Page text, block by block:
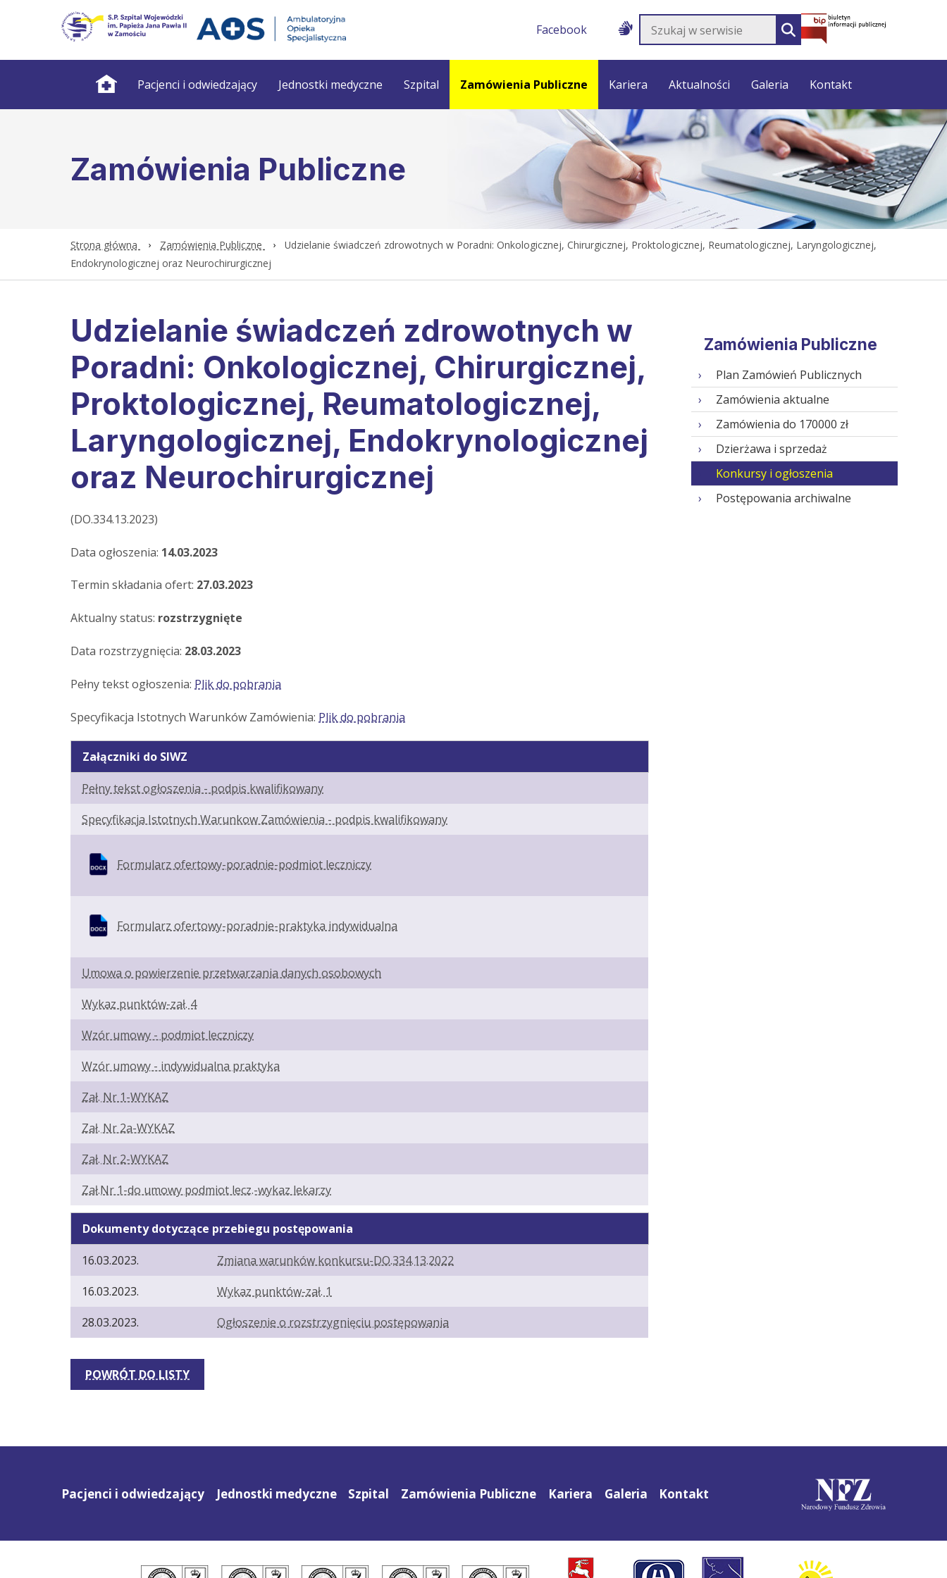
Facebook Szukaj w serwisie SZUKAJ
Pacjenci i odwiedzający Jednostki medyczne Szpital Zamówienia Publiczne Kariera Aktualności Galeria Kontakt
Zamówienia Publiczne
Strona główna Zamówienia Publiczne
Udzielanie świadczeń zdrowotnych w Poradni: Onkologicznej, Chirurgicznej, Proktologicznej, Reumatologicznej, Laryngologicznej,
Endokrynologicznej oraz Neurochirurgicznej
Udzielanie świadczeń zdrowotnych w
Poradni: Onkologicznej, Chirurgicznej,
Proktologicznej, Reumatologicznej,
Laryngologicznej, Endokrynologicznej
oraz Neurochirurgicznej
(DO.334.13.2023)
Data ogłoszenia: 14.03.2023
Termin składania ofert: 27.03.2023
Aktualny status: rozstrzygnięte
Data rozstrzygnięcia: 28.03.2023
Pełny tekst ogłoszenia: Plik do pobrania
Specyfikacja Istotnych Warunków Zamówienia: Plik do pobrania
Załączniki do SIWZ
Pełny tekst ogłoszenia - podpis kwalifikowany
Specyfikacja Istotnych Warunkow Zamówienia - podpis kwalifikowany
Formularz ofertowy-poradnie-podmiot leczniczy
Formularz ofertowy-poradnie-praktyka indywidualna
Umowa o powierzenie przetwarzania danych osobowych
Wykaz punktów-zał. 4
Wzór umowy - podmiot leczniczy
Wzór umowy - indywidualna praktyka
Zał. Nr 1-WYKAZ
Zał. Nr 2a-WYKAZ
Zał. Nr 2-WYKAZ
Zał.Nr 1-do umowy podmiot lecz.-wykaz lekarzy
Dokumenty dotyczące przebiegu postępowania
16.03.2023.
Zmiana warunków konkursu-DO.334.13.2022
16.03.2023.
Wykaz punktów-zał. 1
28.03.2023.
Ogłoszenie o rozstrzygnięciu postępowania
POWRÓT DO LISTY
Zamówienia Publiczne
Plan Zamówień Publicznych
Zamówienia aktualne
Zamówienia do 170000 zł
Dzierżawa i sprzedaż
Konkursy i ogłoszenia
Postępowania archiwalne
Pacjenci i odwiedzający Jednostki medyczne Szpital Zamówienia Publiczne Kariera Galeria Kontakt